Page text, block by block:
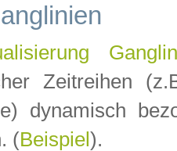
Zeitreihen
dynamisch
(Beispiel ).